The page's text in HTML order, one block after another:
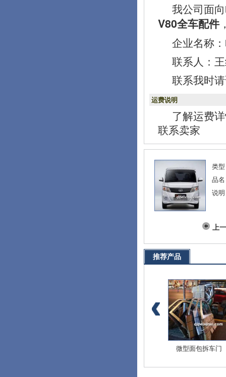
我公司面
V80全车配件
企业名称
联系人：
联系我时
运费说明
了解运费
联系卖家
类
品
说
上
推荐产品
微型面包拆车门